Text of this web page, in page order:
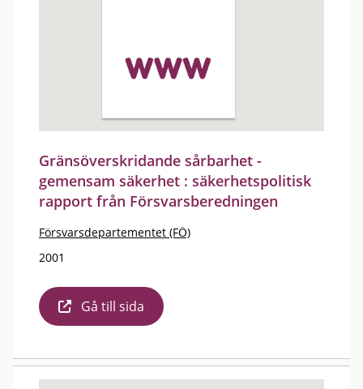
Gränsöverskridande sårbarhet -
gemensam säkerhet : säkerhetspolitisk
rapport från Försvarsberedningen
Försvarsdepartementet (FÖ)
2001
Gå till sida